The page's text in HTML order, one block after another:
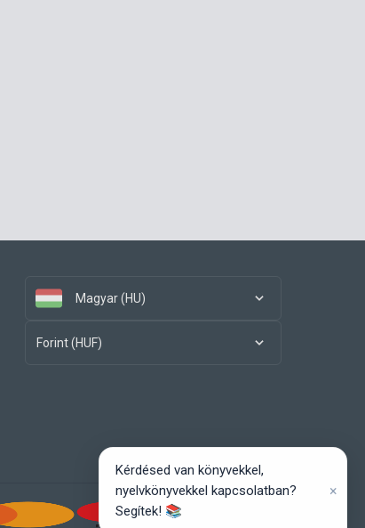
Magyar (HU)
Forint (HUF)
Kérdésed van könyvekkel,
nyelvkönyvekkel kapcsolatban?
Segítek! 📚
×